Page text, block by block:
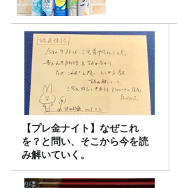
【プレ金ナイト】なぜこれ
を？と問い、そこから今を読
み解いていく。